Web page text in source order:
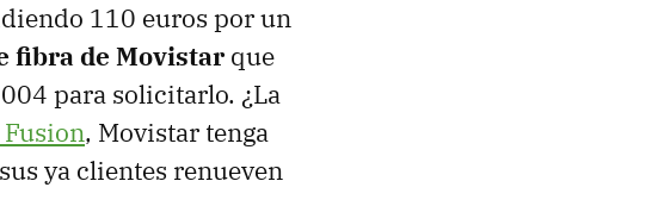
110 euros por un
fibra de Movistar que
para solicitarlo. ¿La
Fusion, Movistar tenga
ya clientes renueven